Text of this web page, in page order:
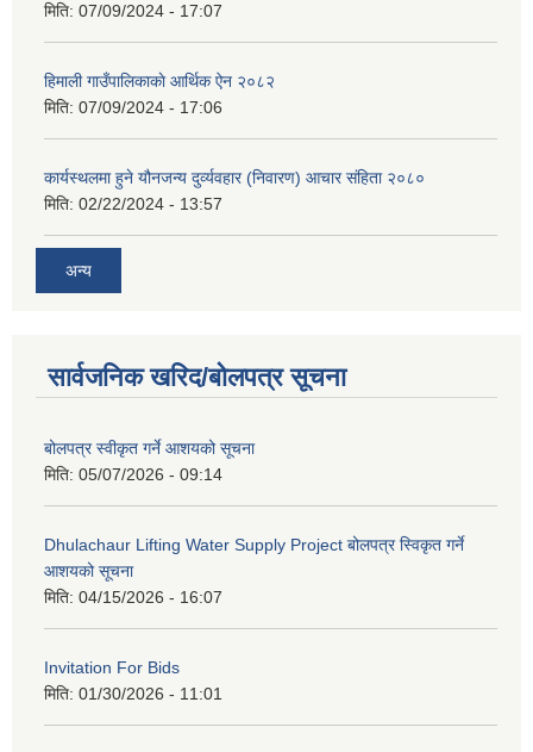
मिति: 07/09/2024 - 17:07
हिमाली गाउँपालिकाकाे आर्थिक ऐन २०८२
मिति: 07/09/2024 - 17:06
कार्यस्थलमा हुने यौनजन्य दुर्व्यवहार (निवारण) आचार संहिता २०८०
मिति: 02/22/2024 - 13:57
अन्य
सार्वजनिक खरिद/बोलपत्र सूचना
बोलपत्र स्वीकृत गर्ने आशयको सूचना
मिति: 05/07/2026 - 09:14
Dhulachaur Lifting Water Supply Project बोलपत्र स्विकृत गर्ने
आशयको सूचना
मिति: 04/15/2026 - 16:07
Invitation For Bids
मिति: 01/30/2026 - 11:01